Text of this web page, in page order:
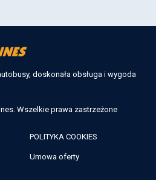
doskonała obsługa i wygoda
Wszelkie prawa zastrzeżone
POLITYKA COOKIES
Umowa oferty